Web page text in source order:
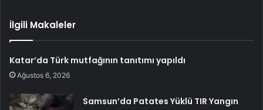
İlgili Makaleler
Katar’da Türk mutfağının tanıtımı yapıldı
Ağustos 6, 2026
Samsun’da Patates Yüklü TIR Yangın